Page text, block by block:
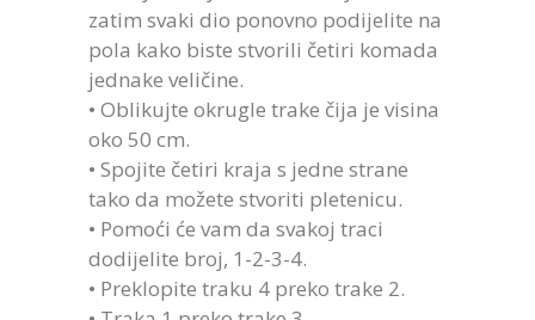
zatim svaki dio ponovno podijelite na
pola kako biste stvorili četiri komada
jednake veličine.
• Oblikujte okrugle trake čija je visina
oko 50 cm.
• Spojite četiri kraja s jedne strane
tako da možete stvoriti pletenicu.
• Pomoći će vam da svakoj traci
dodijelite broj, 1-2-3-4.
• Preklopite traku 4 preko trake 2.